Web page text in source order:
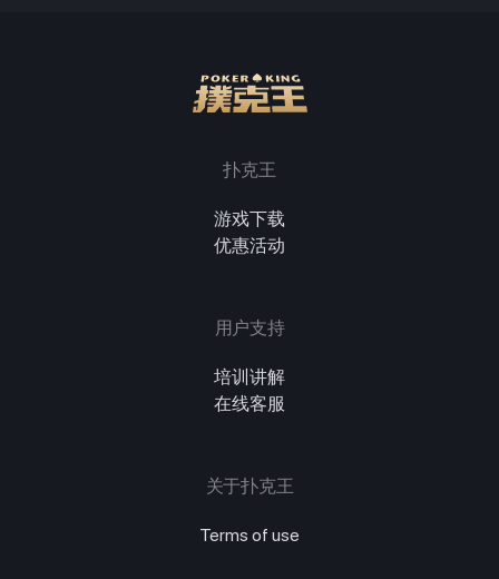
扑克王
游戏下载
优惠活动
用户支持
培训讲解
在线客服
关于扑克王
Terms of use